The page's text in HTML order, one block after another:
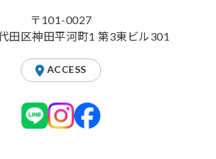
〒101-0027
田区神田平河町1 第3東ビル301
ACCESS